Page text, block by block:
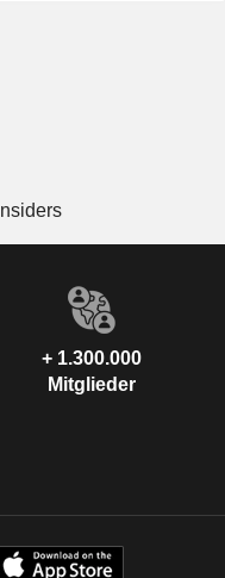
Insiders
+ 1.300.000
Mitglieder